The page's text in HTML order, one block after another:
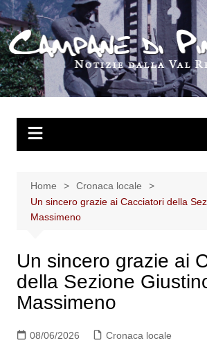
Salta
al
contenuto
Home
Cronaca locale
Un sincero grazie ai Cacciatori della
Massimeno
Un sincero grazie ai
della Sezione
Massimeno
08/06/2026 Cronaca locale